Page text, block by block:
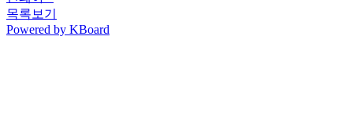
목록보기
Powered by KBoard